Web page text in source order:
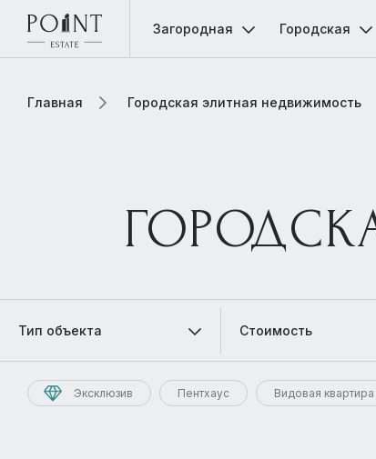
Загородная Городская
Главная Городская элитная недвижимость
Тип объекта Стоимость
Эксклюзив Пентхаус Видовая квартира